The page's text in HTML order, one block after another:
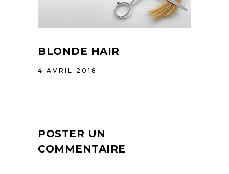
BLONDE HAIR
4 AVRIL 2018
POSTER UN
COMMENTAIRE